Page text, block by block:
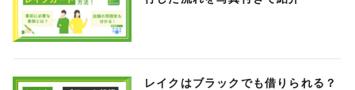
レイクはブラックでも借りられる？